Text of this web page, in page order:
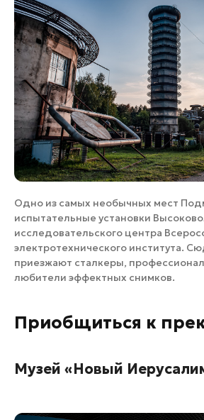
Одно из самых необычных мест
испытательные установки
исследовательского центра
электротехнического института.
приезжают сталкеры,
любители эффектных снимков.
Приобщиться к
Музей «Новый